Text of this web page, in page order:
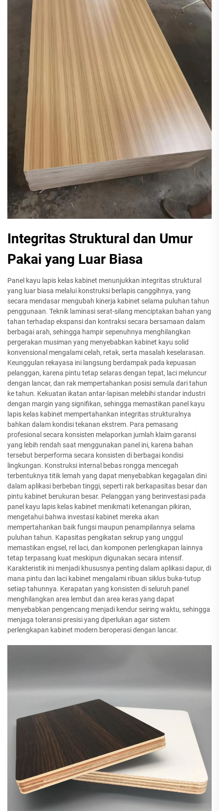
Integritas Struktural dan Umur
Pakai yang Luar Biasa
Panel kayu lapis kelas kabinet menunjukkan integritas struktural
yang luar biasa melalui konstruksi berlapis canggihnya, yang
secara mendasar mengubah kinerja kabinet selama puluhan tahun
penggunaan. Teknik laminasi serat-silang menciptakan bahan yang
tahan terhadap ekspansi dan kontraksi secara bersamaan dalam
berbagai arah, sehingga hampir sepenuhnya menghilangkan
pergerakan musiman yang menyebabkan kabinet kayu solid
konvensional mengalami celah, retak, serta masalah keselarasan.
Keunggulan rekayasa ini langsung berdampak pada kepuasan
pelanggan, karena pintu tetap selaras dengan tepat, laci meluncur
dengan lancar, dan rak mempertahankan posisi semula dari tahun
ke tahun. Kekuatan ikatan antar-lapisan melebihi standar industri
dengan margin yang signifikan, sehingga memastikan panel kayu
lapis kelas kabinet mempertahankan integritas strukturalnya
bahkan dalam kondisi tekanan ekstrem. Para pemasang
profesional secara konsisten melaporkan jumlah klaim garansi
yang lebih rendah saat menggunakan panel ini, karena bahan
tersebut berperforma secara konsisten di berbagai kondisi
lingkungan. Konstruksi internal bebas rongga mencegah
terbentuknya titik lemah yang dapat menyebabkan kegagalan dini
dalam aplikasi berbeban tinggi, seperti rak berkapasitas besar dan
pintu kabinet berukuran besar. Pelanggan yang berinvestasi pada
panel kayu lapis kelas kabinet menikmati ketenangan pikiran,
mengetahui bahwa investasi kabinet mereka akan
mempertahankan baik fungsi maupun penampilannya selama
puluhan tahun. Kapasitas pengikatan sekrup yang unggul
memastikan engsel, rel laci, dan komponen perlengkapan lainnya
tetap terpasang kuat meskipun digunakan secara intensif.
Karakteristik ini menjadi khususnya penting dalam aplikasi dapur, di
mana pintu dan laci kabinet mengalami ribuan siklus buka-tutup
setiap tahunnya. Kerapatan yang konsisten di seluruh panel
menghilangkan area lembut dan area keras yang dapat
menyebabkan pengencang menjadi kendur seiring waktu, sehingga
menjaga toleransi presisi yang diperlukan agar sistem
perlengkapan kabinet modern beroperasi dengan lancar.